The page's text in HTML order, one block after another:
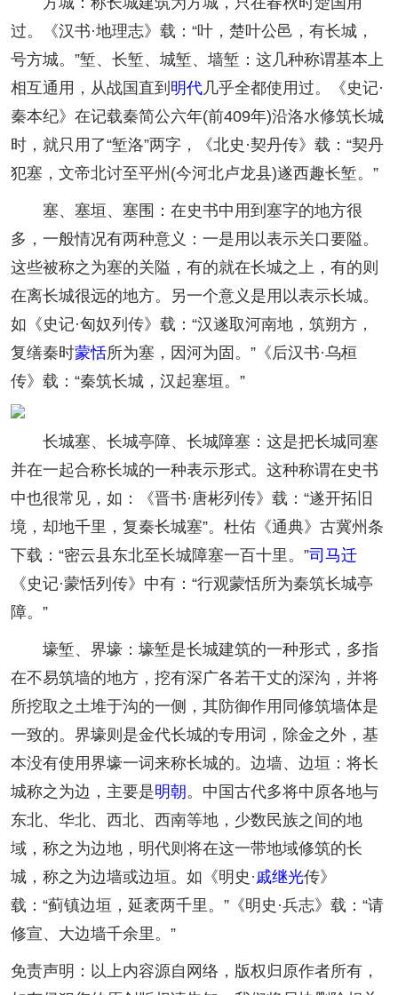
过。《汉书·地理志》载：“叶，楚叶公邑，有长城，
号方城。”堑、长堑、城堑、墙堑：这几种称谓基本上
相互通用，从战国直到 明代几乎全都使用过。《史记·
秦本纪》在记载秦简公六年(前409年)沿洛水修筑长城
时，就只用了“堑洛”两字，《北史·契丹传》载：“契丹
犯塞，文帝北讨至平州(今河北卢龙县)遂西趣长堑。”
塞、塞垣、塞围：在史书中用到塞字的地方很
多，一般情况有两种意义：一是用以表示关口要隘。
这些被称之为塞的关隘，有的就在长城之上，有的则
在离长城很远的地方。另一个意义是用以表示长城。
如《史记·匈奴列传》载：“汉遂取河南地，筑朔方，
复缮秦时蒙恬所为塞，因河为固。”《后汉书·乌桓
传》载：“秦筑长城，汉起塞垣。”
长城塞、长城亭障、长城障塞：这是把长城同塞
并在一起合称长城的一种表示形式。这种称谓在史书
中也很常见，如：《晋书·唐彬列传》载：“遂开拓旧
境，却地千里，复秦长城塞”。杜佑《通典》古冀州条
下载：“密云县东北至长城障塞一百十里。”司马迁
《史记·蒙恬列传》中有：“行观蒙恬所为秦筑长城亭
障。”
壕堑、界壕：壕堑是长城建筑的一种形式，多指
在不易筑墙的地方，挖有深广各若干丈的深沟，并将
所挖取之土堆于沟的一侧，其防御作用同修筑墙体是
一致的。界壕则是金代长城的专用词，除金之外，基
本没有使用界壕一词来称长城的。边墙、边垣：将长
城称之为边，主要是明朝。中国古代多将中原各地与
东北、华北、西北、西南等地，少数民族之间的地
域，称之为边地，明代则将在这一带地域修筑的长
城，称之为边墙或边垣。如《明史·戚继光传》
载：“蓟镇边垣，延袤两千里。”《明史·兵志》载：“请
修宣、大边墙千余里。”
免责声明：以上内容源自网络，版权归原作者所有，